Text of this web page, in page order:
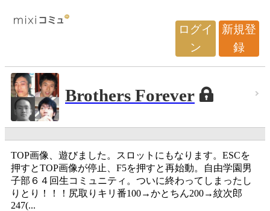
ログイ
ン
新規登
録
Brothers Forever
TOP画像、遊びました。スロットにもなります。ESCを
押すとTOP画像が停止、F5を押すと再始動。自由学園男
子部６４回生コミュニティ。ついに終わってしまったし
りとり！！！尻取りキリ番100→かとちん200→紋次郎
247(...